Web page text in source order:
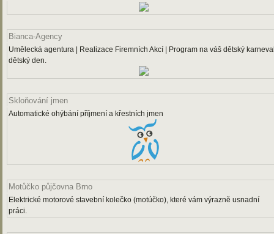
Bianca-Agency
Umělecká agentura | Realizace Firemních Akcí | Program na váš dětský
dětský den.
Skloňování jmen
Automatické ohýbání příjmení a křestních jmen
Motůčko půjčovna Brno
Elektrické motorové stavební kolečko (motúčko), které vám výrazně usnadní
práci.